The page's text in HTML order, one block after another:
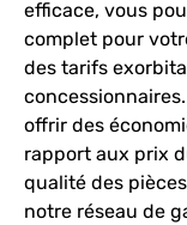
efficace, vous
complet pour
des tarifs
offrir des
rapport aux prix
qualité des
notre réseau de